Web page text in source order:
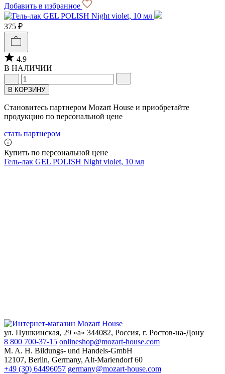
Добавить в избранное
375 ₽
4.9
В НАЛИЧИИ
В КОРЗИНУ
Становитесь партнером Mozart House и приобретайте
продукцию по персональной цене
стать партнером
Купить по персональной цене
Гель-лак GEL POLISH Night violet, 10 мл
ул. Пушкинская, 29 «а» 344082, Россия, г. Ростов-на-Дону
8 800 700-37-15 onlineshop@mozart-house.com
M. A. H. Bildungs- und Handels-GmbH
12107, Berlin, Germany, Alt-Mariendorf 60
+49 (30) 64496057 germany@mozart-house.com